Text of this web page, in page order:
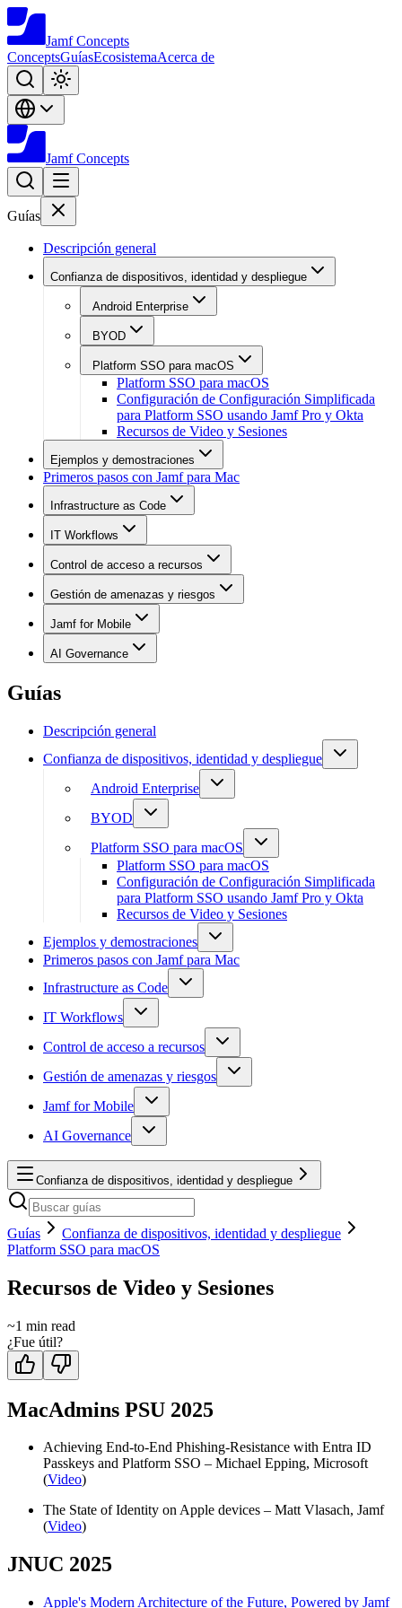
Jamf Concepts
ConceptsGuíasEcosistemaAcerca de
Jamf Concepts
Guías
Descripción general
Confianza de dispositivos, identidad y despliegue
Android Enterprise
BYOD
Platform SSO para macOS
Platform SSO para macOS
Configuración de Configuración Simplificada
para Platform SSO usando Jamf Pro y Okta
Recursos de Video y Sesiones
Ejemplos y demostraciones
Primeros pasos con Jamf para Mac
Infrastructure as Code
IT Workflows
Control de acceso a recursos
Gestión de amenazas y riesgos
Jamf for Mobile
AI Governance
Guías
Descripción general
Confianza de dispositivos, identidad y despliegue
Android Enterprise
BYOD
Platform SSO para macOS
Platform SSO para macOS
Configuración de Configuración Simplificada
para Platform SSO usando Jamf Pro y Okta
Recursos de Video y Sesiones
Ejemplos y demostraciones
Primeros pasos con Jamf para Mac
Infrastructure as Code
IT Workflows
Control de acceso a recursos
Gestión de amenazas y riesgos
Jamf for Mobile
AI Governance
Confianza de dispositivos, identidad y despliegue
Guías
Confianza de dispositivos, identidad y despliegue
Platform SSO para macOS
Recursos de Video y Sesiones
~1 min read
¿Fue útil?
MacAdmins PSU 2025
Achieving End-to-End Phishing-Resistance with Entra ID
Passkeys and Platform SSO – Michael Epping, Microsoft
(Video)
The State of Identity on Apple devices – Matt Vlasach, Jamf
(Video)
JNUC 2025
Apple's Modern Architecture of the Future, Powered by Jamf